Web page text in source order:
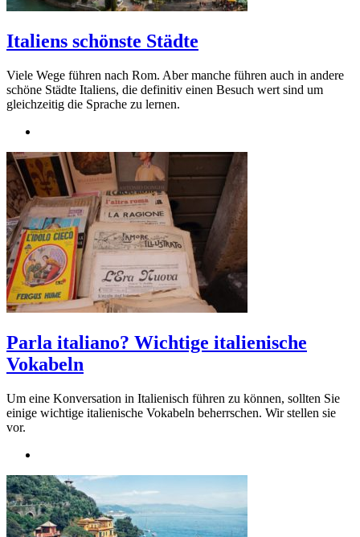
Italiens schönste Städte
Viele Wege führen nach Rom. Aber manche führen auch in andere
schöne Städte Italiens, die definitiv einen Besuch wert sind um
gleichzeitig die Sprache zu lernen.
Parla italiano? Wichtige italienische
Vokabeln
Um eine Konversation in Italienisch führen zu können, sollten Sie
einige wichtige italienische Vokabeln beherrschen. Wir stellen sie
vor.